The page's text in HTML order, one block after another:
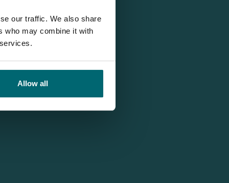
our traffic. We also share
who may combine it with
Allow all